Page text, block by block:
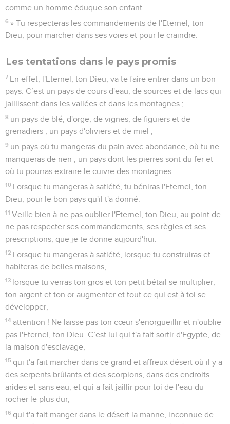
comme un homme éduque son enfant.
6 » Tu respecteras les commandements de l'Eternel, ton
Dieu, pour marcher dans ses voies et pour le craindre.
Les tentations dans le pays promis
7 En effet, l'Eternel, ton Dieu, va te faire entrer dans un bon
pays. C’est un pays de cours d'eau, de sources et de lacs qui
jaillissent dans les vallées et dans les montagnes ;
8 un pays de blé, d'orge, de vignes, de figuiers et de
grenadiers ; un pays d'oliviers et de miel ;
9 un pays où tu mangeras du pain avec abondance, où tu ne
manqueras de rien ; un pays dont les pierres sont du fer et
où tu pourras extraire le cuivre des montagnes.
10 Lorsque tu mangeras à satiété, tu béniras l'Eternel, ton
Dieu, pour le bon pays qu'il t'a donné.
11 Veille bien à ne pas oublier l'Eternel, ton Dieu, au point de
ne pas respecter ses commandements, ses règles et ses
prescriptions, que je te donne aujourd'hui.
12 Lorsque tu mangeras à satiété, lorsque tu construiras et
habiteras de belles maisons,
13 lorsque tu verras ton gros et ton petit bétail se multiplier,
ton argent et ton or augmenter et tout ce qui est à toi se
développer,
14 attention ! Ne laisse pas ton cœur s'enorgueillir et n'oublie
pas l'Eternel, ton Dieu. C’est lui qui t'a fait sortir d'Egypte, de
la maison d'esclavage,
15 qui t'a fait marcher dans ce grand et affreux désert où il y a
des serpents brûlants et des scorpions, dans des endroits
arides et sans eau, et qui a fait jaillir pour toi de l'eau du
rocher le plus dur,
16 qui t'a fait manger dans le désert la manne, inconnue de